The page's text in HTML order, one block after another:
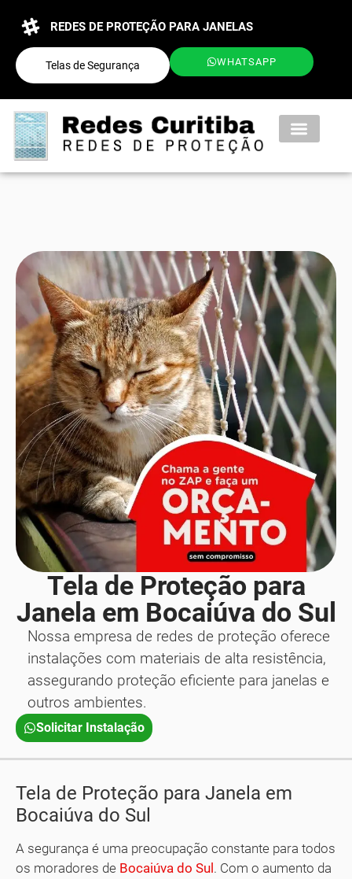
REDES DE PROTEÇÃO PARA JANELAS
Telas de Segurança WHATSAPP
Tela de Proteção para
Janela em Bocaiúva do Sul
Nossa empresa de redes de proteção oferece
instalações com materiais de alta resistência,
assegurando proteção eficiente para janelas e
outros ambientes.
Solicitar Instalação
Tela de Proteção para Janela em
Bocaiúva do Sul
A segurança é uma preocupação constante para todos
os moradores de Bocaiúva do Sul . Com o aumento da